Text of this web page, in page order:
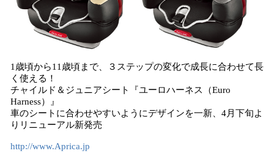
す
1歳頃から11歳頃まで、３ステップの変化で成長に合わせて長
く使える！
チャイルド＆ジュニアシート『ユーロハーネス（Euro
Harness）』
車のシートに合わせやすいようにデザインを一新、4月下旬よ
りリニューアル新発売
http://www.Aprica.jp